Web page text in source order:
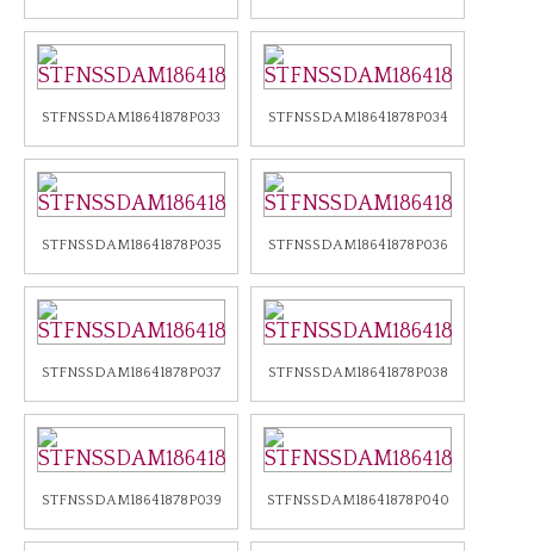
STFNSSDAM18641878P033 STFNSSDAM18641878P034
STFNSSDAM18641878P035 STFNSSDAM18641878P036
STFNSSDAM18641878P037 STFNSSDAM18641878P038
STFNSSDAM18641878P039 STFNSSDAM18641878P040